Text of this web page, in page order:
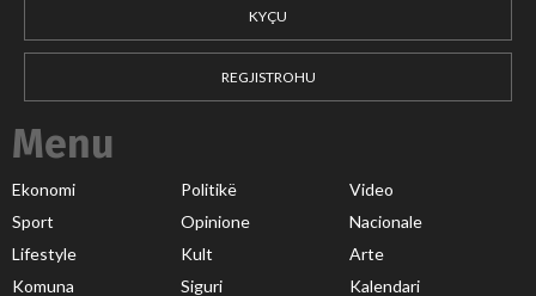
KYÇU
REGJISTROHU
Menu
Ekonomi Politikë
Video
Sport
Opinione
Nacionale
Lifestyle
Kult
Arte
Komuna
Siguri Kalendari